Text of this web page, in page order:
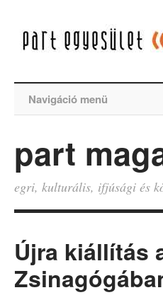
Navigáció menü
part
egri, kulturális, ifjúsági és
Újra kiállítás